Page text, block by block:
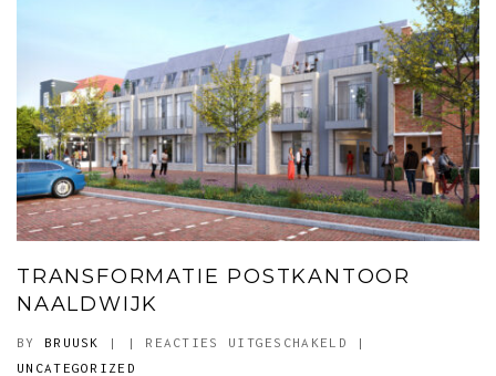
TRANSFORMATIE POSTKANTOOR
NAALDWIJK
BY BRUUSK | | REACTIES UITGESCHAKELD VOOR
|
UNCATEGORIZED